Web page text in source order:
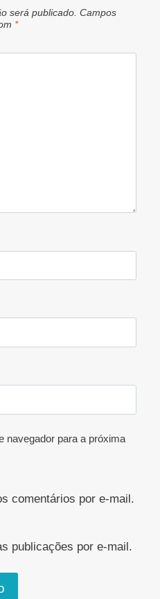
será publicado. Campos
*
navegador para a próxima
comentários por e-mail.
publicações por e-mail.